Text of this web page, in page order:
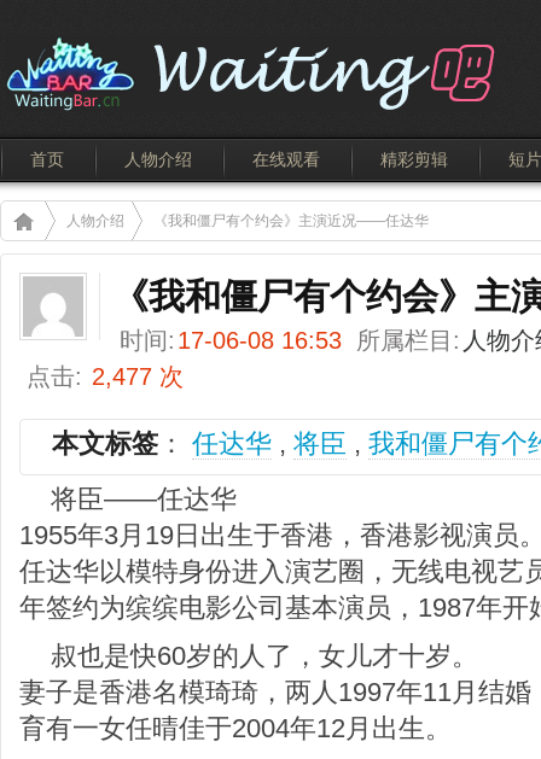
首页 人物介绍 在线观看 精彩剪辑 短片
人物介绍 《我和僵尸有个约会》主演近况——任达华
《我和僵尸有个约会》
时间: 17-06-08 16:53 所属栏目: 人物介
点击: 2,477 次
本文标签 ： 任达华 , 将臣 , 我和僵尸有个
将臣——任达华
1955年3月19日出生于香港，香港影视演员
任达华以模特身份进入演艺圈，无线电视艺
年签约为缤缤电影公司基本演员，1987年开
叔也是快60岁的人了，女儿才十岁。
妻子是香港名模琦琦，两人1997年11月结婚
育有一女任晴佳于2004年12月出生。